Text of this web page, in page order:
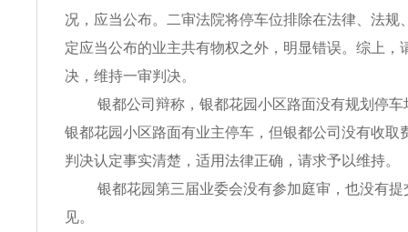
况，应当公布。二审法院将停车位排除在法律、法规
定应当公布的业主共有物权之外，明显错误。综上，
决，维持一审判决。
银都公司辩称，银都花园小区路面没有规划停
银都花园小区路面有业主停车，但银都公司没有收取
判决认定事实清楚，适用法律正确，请求予以维持。
银都花园第三届业委会没有参加庭审，也没有提
见。